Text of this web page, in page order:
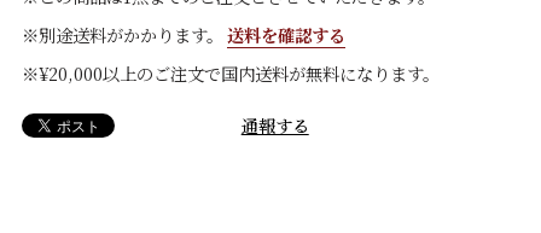
※別途送料がかかります。 送料を確認する
※¥20,000以上のご注文で国内送料が無料になります。
通報する